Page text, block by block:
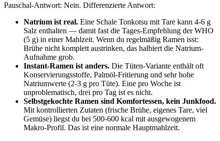
Pauschal-Antwort: Nein. Differenzierte Antwort:
Natrium ist real. Eine Schale Tonkotsu mit Tare kann 4-6 g
Salz enthalten — damit fast die Tages-Empfehlung der WHO
(5 g) in einer Mahlzeit. Wenn du regelmäßig Ramen isst:
Brühe nicht komplett austrinken, das halbiert die Natrium-
Aufnahme grob.
Instant-Ramen ist anders. Die Tüten-Variante enthält oft
Konservierungsstoffe, Palmöl-Fritierung und sehr hohe
Natriumwerte (2-3 g pro Tüte). Eine pro Woche ist
unproblematisch, drei pro Tag ist es nicht.
Selbstgekochte Ramen sind Komfortessen, kein Junkfood.
Mit kontrollierten Zutaten (frische Brühe, eigenes Tare, viel
Gemüse) liegst du bei 500-600 kcal mit ausgewogenem
Makro-Profil. Das ist eine normale Hauptmahlzeit.